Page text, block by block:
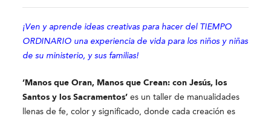
¡Ven y aprende ideas creativas para hacer del TIEMPO
ORDINARIO una experiencia de vida para los niños y niñas
de su ministerio, y sus familias!
‘Manos que Oran, Manos que Crean: con Jesús, los
Santos y los Sacramentos’ es un taller de manualidades
llenas de fe, color y significado, donde cada creación es